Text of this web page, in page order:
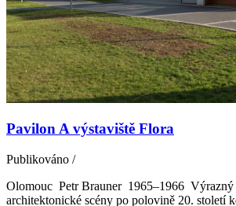
Pavilon A výstaviště Flora
Publikováno /
Olomouc Petr Brauner 1965–1966 Výrazný
architektonické scény po polovině 20. století